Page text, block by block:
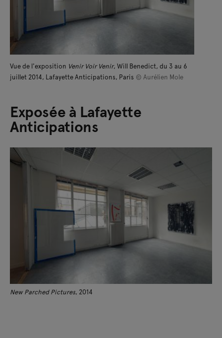
Vue de l'exposition Venir Voir Venir, Will Benedict, du 3 au 6
juillet 2014, Lafayette Anticipations, Paris © Aurélien Mole
Exposée à Lafayette
Anticipations
New Parched Pictures, 2014